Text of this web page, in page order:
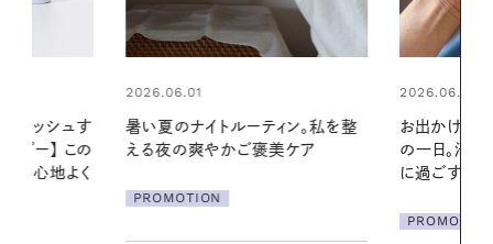
ン。私を整
ケア
2026.06.01
お出かけ前のひと手間で変わる、夏
の一日。汗ばむ季節を「ごきげん」
2026.07.21
リーとの重